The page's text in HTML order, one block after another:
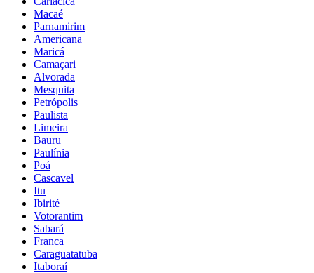
Macaé
Parnamirim
Americana
Maricá
Camaçari
Alvorada
Mesquita
Petrópolis
Paulista
Limeira
Bauru
Paulínia
Poá
Cascavel
Itu
Ibirité
Votorantim
Sabará
Franca
Caraguatatuba
Itaboraí